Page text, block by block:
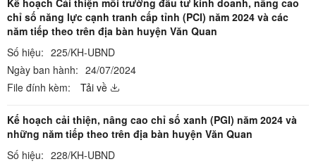
chỉ số năng lực cạnh tranh cấp tỉnh (PCI) năm 2024 và các
năm tiếp theo trên địa bàn huyện Văn Quan
Số hiệu: 225/KH-UBND
Ngày ban hành: 24/07/2024
File đính kèm:
Tải về
Kế hoạch cải thiện, nâng cao chỉ số xanh (PGI) năm 2024 và
những năm tiếp theo trên địa bàn huyện Văn Quan
Số hiệu: 228/KH-UBND